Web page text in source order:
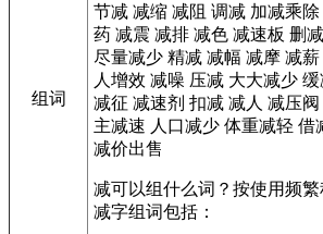
组词
节减 减缩 减阻 调减 加减乘除
药 减震 减排 减色 减速板 删减
尽量减少 精减 减幅 减摩 减薪
人增效 减噪 压减 大大减少 缓
减征 减速剂 扣减 减人 减压阀
主减速 人口减少 体重减轻 借
减价出售
减可以组什么词？按使用频
减字组词包括：